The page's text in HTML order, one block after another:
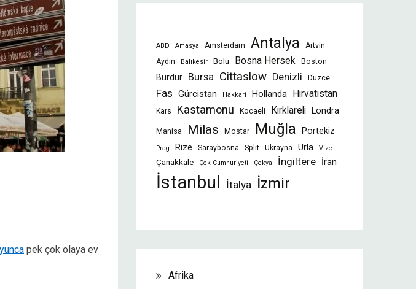
pek çok olaya ev
ABD Amasya Amsterdam Antalya
Artvin
Aydın
Balıkesir Bolu Bosna Hersek Boston
Burdur Bursa Cittaslow Denizli Düzce
Fas Gürcistan Hakkari Hollanda Hırvatistan
Kars Kastamonu Kocaeli Kırklareli Londra
Manisa Milas Mostar Muğla Portekiz
Prag Rize Saraybosna Split Ukrayna Urla Vize
Çanakkale Çek Cumhuriyeti Çekya İngiltere İran
İstanbul İtalya İzmir
Afrika